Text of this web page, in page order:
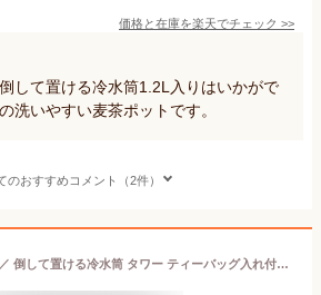
価格と在庫を楽天でチェック >>
して置ける冷水筒1.2L入りはいかがで
洗いやすい麦茶ポットです。
のおすすめコメント（2件）
＼楽天1位10冠★／ 倒して置ける冷水筒 タワー ティーバッグ入れ付き 単品/2本セット tower 山崎実業水出し ボトル 茶こし 麦茶ポット 横置き 食洗機対応 茶こし付きボトル 洗いやすい 冷水ポット ピッチャー 2個組 おしゃれ ホワイト ブラック 1749 1750 arco